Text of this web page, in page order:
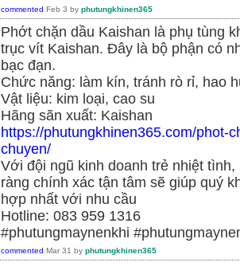
commented Feb 3 by phutungkhinen365
Phớt chặn dầu Kaishan là phụ tùng
trục vít Kaishan. Đây là bộ phận có
bạc đạn.
Chức năng: làm kín, tránh rò rỉ, hao
Vật liệu: kim loại, cao su
Hãng sãn xuất: Kaishan
https://phutungkhinen365.com/phot-
chuyen/
Với đội ngũ kinh doanh trẻ nhiệt
ràng chính xác tận tâm sẽ giúp quý
hợp nhất với nhu cầu
Hotline: 083 959 1316
#phutungmaynenkhi
commented Mar 31 by phutungkhinen365